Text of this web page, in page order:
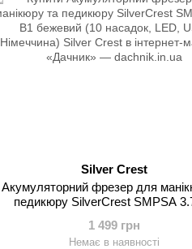
Silver Crest
Акумуляторний фрезер для
педикюру SilverCrest SMPSA
Німеччина)
1 499 грн
Немає в наявності